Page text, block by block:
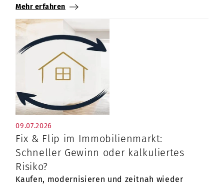
Mehr erfahren
09.07.2026
Fix & Flip im Immobilienmarkt:
Schneller Gewinn oder kalkuliertes
Risiko?
Kaufen, modernisieren und zeitnah wieder